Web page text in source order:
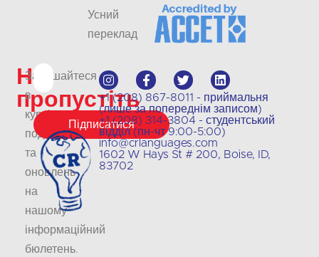
Не
пропустіть
Залишайтеся
в
курсі
подій
та
оновлень
на
нашому
інформаційний
бюлетень.
Підписатися
+1 (208) 867-8011 - приймальня
(лише за попереднім записом)
+1 (208) 314-3804 - студентський
відділ (пн-чт 9:00-5:00)
info@crlanguages.com
1602 W Hays St # 200, Boise, ID,
83702
Усний
переклад